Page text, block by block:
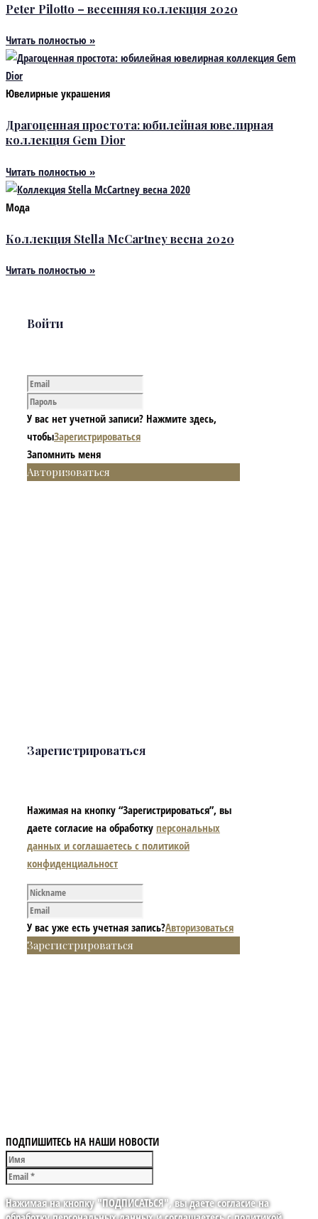
Peter Pilotto – весенняя коллекция 2020
Читать полностью »
Ювелирные украшения
Драгоценная простота: юбилейная ювелирная
коллекция Gem Dior
Читать полностью »
Мода
Коллекция Stella McCartney весна 2020
Читать полностью »
Войти
У вас нет учетной записи? Нажмите здесь,
чтобыЗарегистрироваться
Запомнить меня
Авторизоваться
Зарегистрироваться
Нажимая на кнопку “Зарегистрироваться”, вы
даете согласие на обработку персональных
данных и соглашаетесь с политикой
конфиденциальност
У вас уже есть учетная запись?Авторизоваться
Зарегистрироваться
ПОДПИШИТЕСЬ НА НАШИ НОВОСТИ
Нажимая на кнопку "ПОДПИСАТЬСЯ", вы даете согласие на